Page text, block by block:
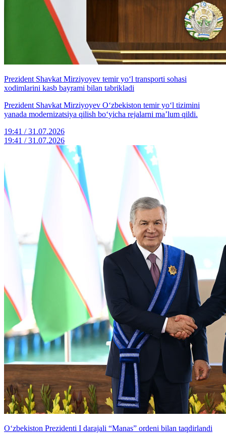
Prezident Shavkat Mirziyoyev temir yo‘l transporti sohasi
xodimlarini kasb bayrami bilan tabrikladi
Prezident Shavkat Mirziyoyev O‘zbekiston temir yo‘l tizimini
yanada modernizatsiya qilish bo‘yicha rejalarni ma’lum qildi.
19:41 / 31.07.2026
19:41 / 31.07.2026
O‘zbekiston Prezidenti I darajali “Manas” ordeni bilan taqdirlandi